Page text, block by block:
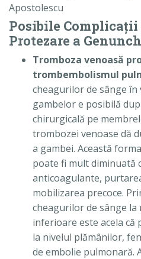
Apostolescu
Posibile Complicaţii
Protezare a
Tromboza venoasă
trombembolismul
cheagurilor de sânge în
gambelor e posibilă
chirurgicală pe
trombozei venoase dă
a gambei. Această
poate fi mult diminuată
anticoagulante,
mobilizarea precoce.
cheagurilor de sânge
inferioare este acela că
la nivelul plămânilor,
de embolie pulmonară.